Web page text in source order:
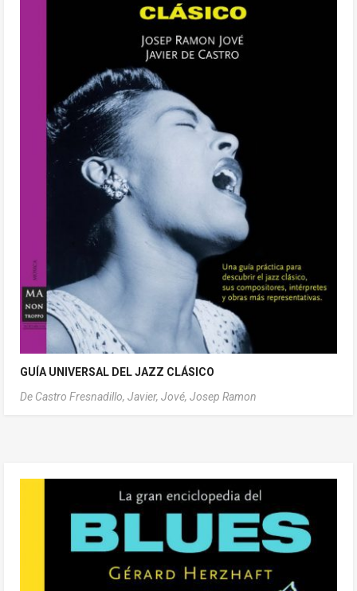
GUÍA UNIVERSAL DEL JAZZ CLÁSICO
De Castro Fresnadillo, Javier, Jové, Josep Ramon